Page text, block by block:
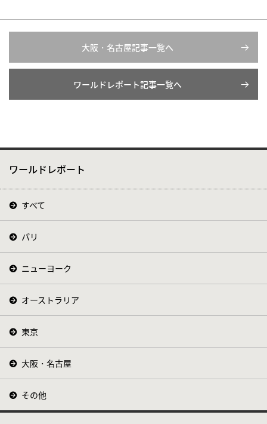
大阪・名古屋記事一覧へ
ワールドレポート記事一覧へ
ワールドレポート
すべて
パリ
ニューヨーク
オーストラリア
東京
大阪・名古屋
その他